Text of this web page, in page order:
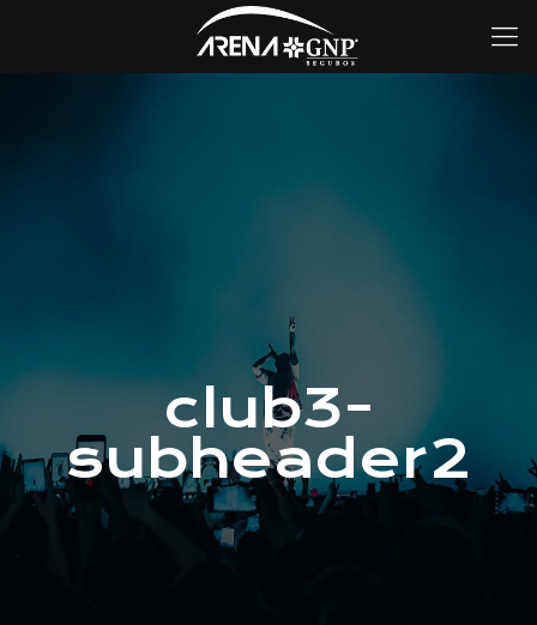
club3-
subheader2